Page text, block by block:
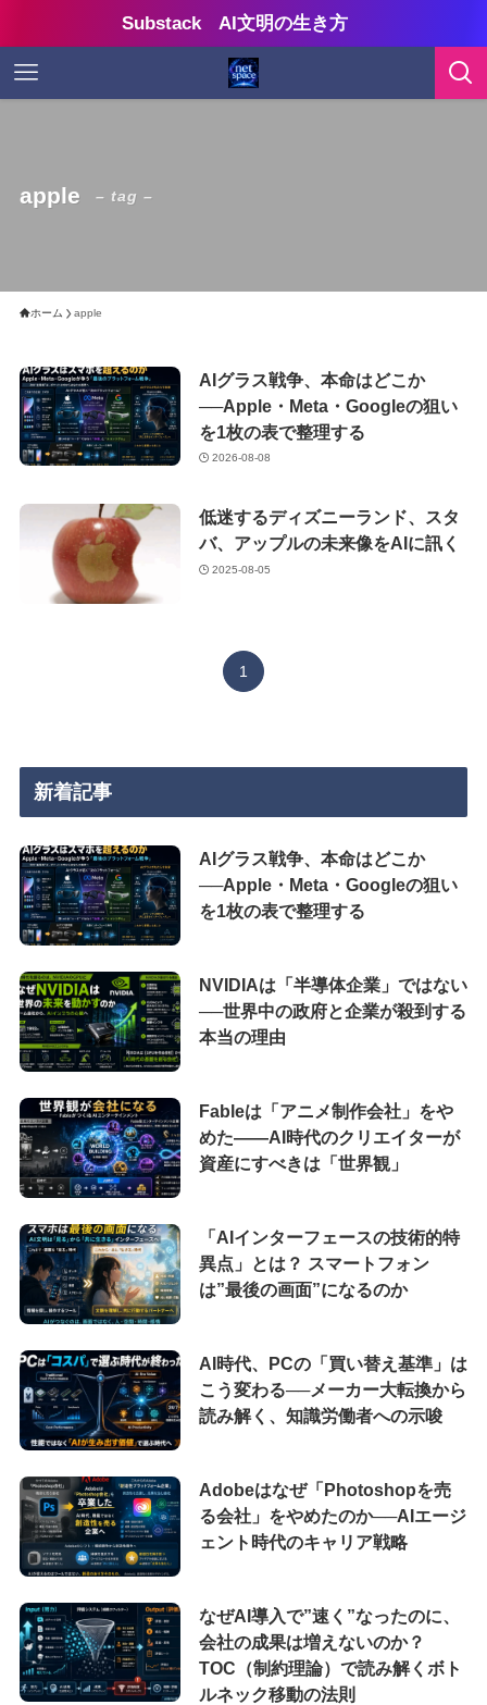
Substack AI文明の生き方
apple – tag –
ホーム apple
AIグラス戦争、本命はどこか
──Apple・Meta・Googleの狙い
を1枚の表で整理する
2026-08-08
低迷するディズニーランド、スタ
バ、アップルの未来像をAIに訊く
2025-08-05
1
新着記事
AIグラス戦争、本命はどこか
──Apple・Meta・Googleの狙い
を1枚の表で整理する
NVIDIAは「半導体企業」ではない
──世界中の政府と企業が殺到する
本当の理由
Fableは「アニメ制作会社」をや
めた――AI時代のクリエイターが
資産にすべきは「世界観」
「AIインターフェースの技術的特
異点」とは？ スマートフォン
は”最後の画面”になるのか
AI時代、PCの「買い替え基準」は
こう変わる──メーカー大転換から
読み解く、知識労働者への示唆
Adobeはなぜ「Photoshopを売
る会社」をやめたのか──AIエージ
ェント時代のキャリア戦略
なぜAI導入で”速く”なったのに、
会社の成果は増えないのか？
TOC（制約理論）で読み解くボト
ルネック移動の法則